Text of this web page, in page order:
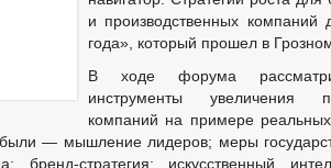
МАТЕРИАЛЫ
СВЯЗАННЫХ С
И ОБЯЗАТЕЛЬСТВАХ
К СЛУЖЕБНОМУ ПОВЕДЕНИЮ И
ФАКТАХ КОРРУПЦИИ
_
РЕЕСТР НПА ПРОЕКТЫ К
ПОСТАНОВЛЕНИЯ
и производственных компаний
года», который прошел в
В ходе форума
инструменты увеличения
компаний на примере
— мышление лидеров; меры
бренд-стратегия; искусственный